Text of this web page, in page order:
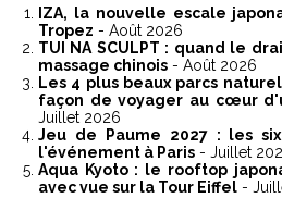
IZA, la nouvelle escale
Tropez - Août 2026
TUI NA SCULPT : quand le
massage chinois - Août 2026
Les 4 plus beaux parcs
façon de voyager au cœur
Juillet 2026
Jeu de Paume 2027 : les
l'événement à Paris - Juillet
Aqua Kyoto : le rooftop
avec vue sur la Tour Eiffel -